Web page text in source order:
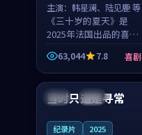
主演： 韩星澜、陆见鹿 等
《三十岁的夏天》是
2025年法国出品的喜剧
新作，主创团队希望用
深夜电台的故事让观众
停下来想一想。韩星澜
角色，山田纯一的叙事
63,044 7.8 喜剧
泰国 杜比
当时只道是寻常
纪录片 2025